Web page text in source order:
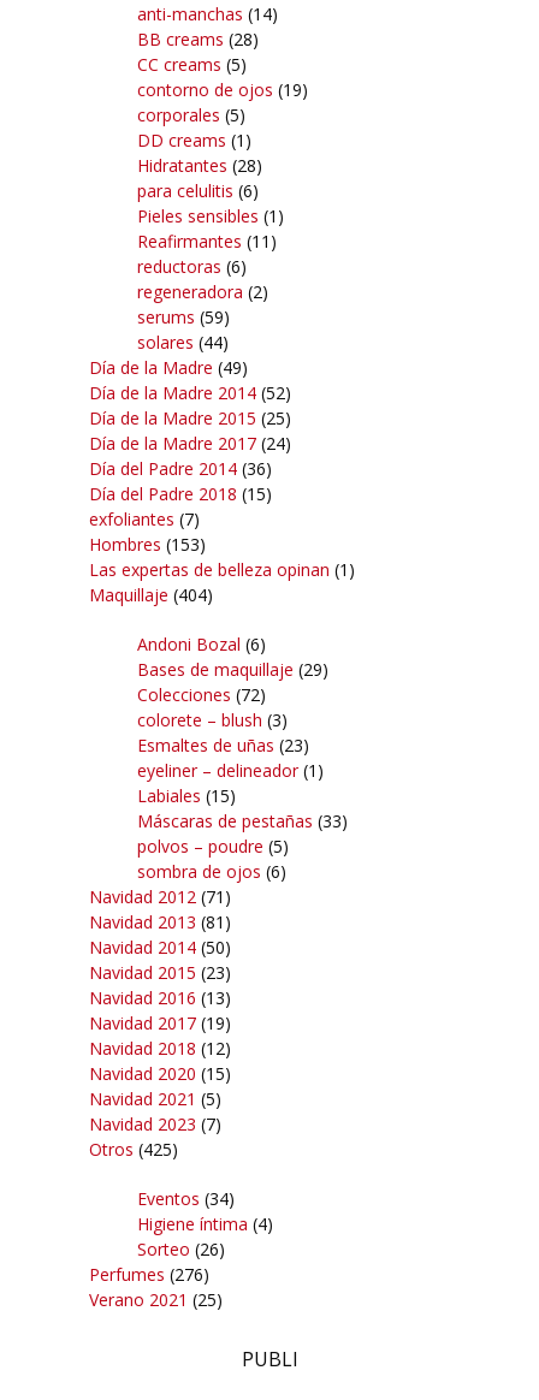
anti-manchas (14)
BB creams (28)
CC creams (5)
contorno de ojos (19)
corporales (5)
DD creams (1)
Hidratantes (28)
para celulitis (6)
Pieles sensibles (1)
Reafirmantes (11)
reductoras (6)
regeneradora (2)
serums (59)
solares (44)
Día de la Madre (49)
Día de la Madre 2014 (52)
Día de la Madre 2015 (25)
Día de la Madre 2017 (24)
Día del Padre 2014 (36)
Día del Padre 2018 (15)
exfoliantes (7)
Hombres (153)
Las expertas de belleza opinan (1)
Maquillaje (404)
Andoni Bozal (6)
Bases de maquillaje (29)
Colecciones (72)
colorete – blush (3)
Esmaltes de uñas (23)
eyeliner – delineador(1)
Labiales (15)
Máscaras de pestañas (33)
polvos – poudre (5)
sombra de ojos (6)
Navidad 2012 (71)
Navidad 2013 (81)
Navidad 2014 (50)
Navidad 2015 (23)
Navidad 2016 (13)
Navidad 2017 (19)
Navidad 2018 (12)
Navidad 2020 (15)
Navidad 2021 (5)
Navidad 2023 (7)
Otros (425)
Eventos (34)
Higiene íntima (4)
Sorteo (26)
Perfumes (276)
Verano 2021 (25)
PUBLI